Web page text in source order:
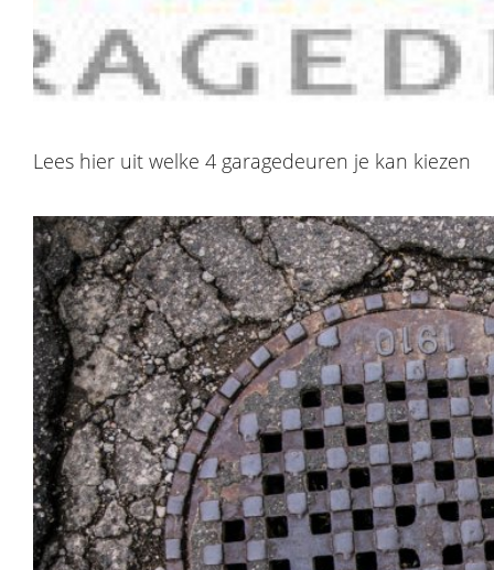
Lees hier uit welke 4 garagedeuren je kan kiezen